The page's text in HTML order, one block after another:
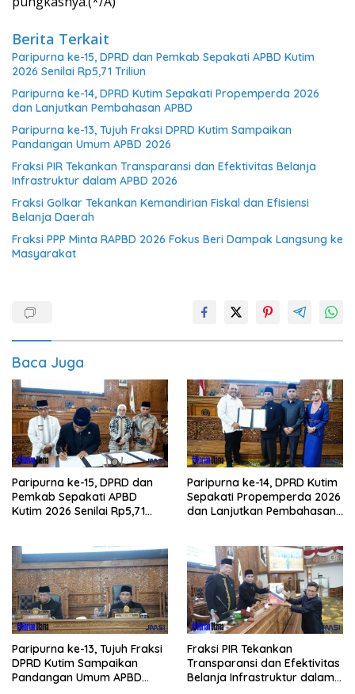
Berita Terkait
Paripurna ke-15, DPRD dan Pemkab Sepakati APBD Kutim
2026 Senilai Rp5,71 Triliun
Paripurna ke-14, DPRD Kutim Sepakati Propemperda 2026
dan Lanjutkan Pembahasan APBD
Paripurna ke-13, Tujuh Fraksi DPRD Kutim Sampaikan
Pandangan Umum APBD 2026
Fraksi PIR Tekankan Transparansi dan Efektivitas Belanja
Infrastruktur dalam APBD 2026
Fraksi Golkar Tekankan Kemandirian Fiskal dan Efisiensi
Belanja Daerah
Fraksi PPP Minta RAPBD 2026 Fokus Beri Dampak Langsung ke
Masyarakat
Baca Juga
Paripurna ke-15, DPRD dan
Pemkab Sepakati APBD
Kutim 2026 Senilai Rp5,71
Paripurna ke-14, DPRD Kutim
Sepakati Propemperda 2026
dan Lanjutkan Pembahasan
Paripurna ke-13, Tujuh Fraksi
DPRD Kutim Sampaikan
Pandangan Umum APBD
Fraksi PIR Tekankan
Transparansi dan Efektivitas
Belanja Infrastruktur dalam